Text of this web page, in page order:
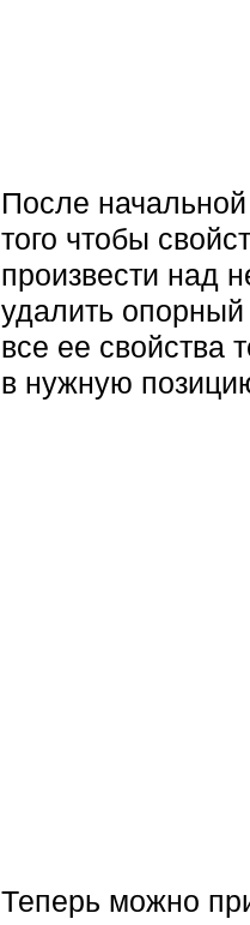
После
того чтобы
произвести над
удалить опорный
все ее свойства
в нужную
Теперь можно